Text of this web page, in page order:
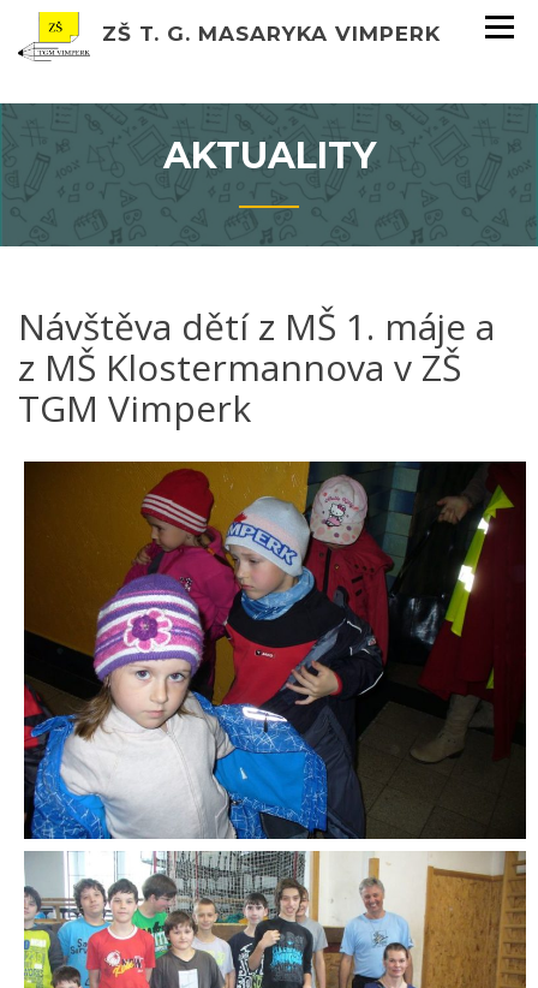
ZŠ T. G. MASARYKA VIMPERK
AKTUALITY
Návštěva dětí z MŠ 1. máje a
z MŠ Klostermannova v ZŠ
TGM Vimperk